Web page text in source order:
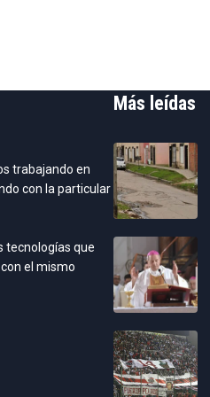
trabajando en
con la particular
tecnologías que
el mismo
Más leídas